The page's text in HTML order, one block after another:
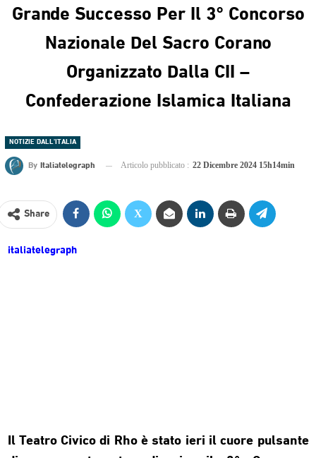
Grande Successo Per Il 3° Concorso
Nazionale Del Sacro Corano
Organizzato Dalla CII –
Confederazione Islamica Italiana
NOTIZIE DALL'ITALIA
By Italiatelegraph Articolo pubblicato : 22 Dicembre 2024 15h14min
Share
italiatelegraph
Il Teatro Civico di Rho è stato ieri il cuore pulsante